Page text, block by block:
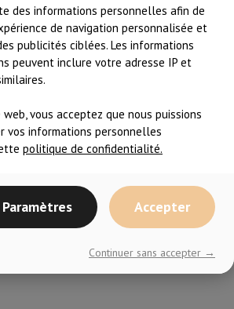
l’entraînement après une
difficile
des informations personnelles afin de
de navigation personnalisée et
publicités ciblées. Les informations
peuvent inclure votre adresse IP et
vous acceptez que nous puissions
informations personnelles
politique de confidentialité.
Paramètres Accepter
Continuer sans accepter →